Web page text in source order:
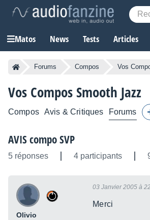
Matos News Tests Articles
Forums Compos Vos
Vos Compos Smooth Jazz
Compos Avis & Critiques Forums
AVIS compo SVP
5 réponses 4 participants
Olivio
03 Janvier 2005 à
Merci